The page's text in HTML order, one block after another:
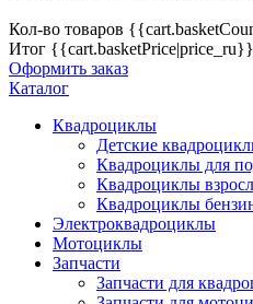
Кол-во товаров
Итог {{cart.basketPrice|price_ru}}
Оформить заказ
Каталог
Квадроциклы
Детские
Квадроциклы для
Квадроциклы
Квадроциклы
Электроквадроциклы
Мотоциклы
Запчасти
Запчасти для